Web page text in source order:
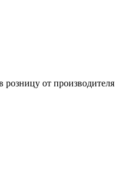
от производителя